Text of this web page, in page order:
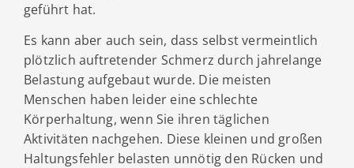
geführt hat.
Es kann aber auch sein, dass selbst vermeintlich
plötzlich auftretender Schmerz durch jahrelange
Belastung aufgebaut wurde. Die meisten
Menschen haben leider eine schlechte
Körperhaltung, wenn Sie ihren täglichen
Aktivitäten nachgehen. Diese kleinen und großen
Haltungsfehler belasten unnötig den Rücken und